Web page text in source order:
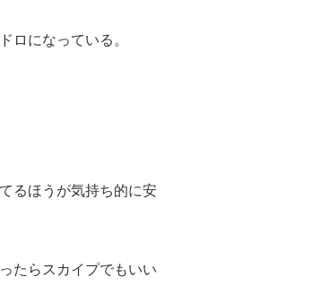
ロになっている。
るほうが気持ち的に安
たらスカイプでもいい